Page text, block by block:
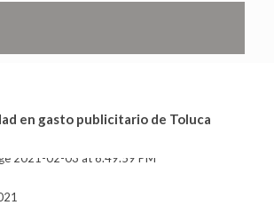
en gasto publicitario de Toluca